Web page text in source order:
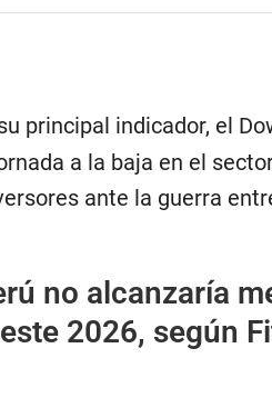
principal indicador, el
a la baja en el
ante la guerra
no alcanzaría
2026, según